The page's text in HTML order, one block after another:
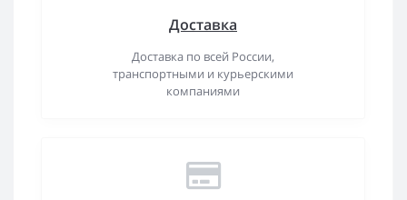
Доставка
Доставка по всей России,
транспортными и курьерскими
компаниями